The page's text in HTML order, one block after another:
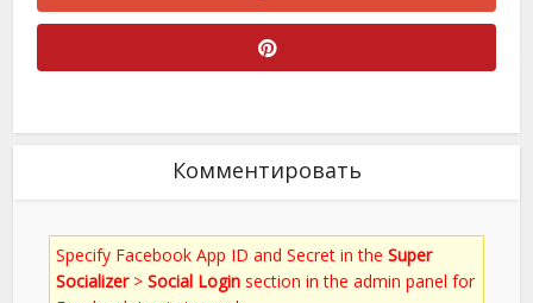
Комментировать
Specify Facebook App ID and Secret in theSuper
Socializer>Social Login section in the admin panel for